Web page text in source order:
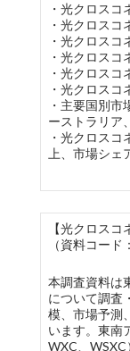
・光クロス
・光クロス
・光クロス
・光クロス
・光クロス
・光クロス
・主要国別
ーストラリア
・光クロス
上、市場シェ
【光クロス
（資料コード
本調査資料は
について調査
模、市場予測
います。東南
WXC、